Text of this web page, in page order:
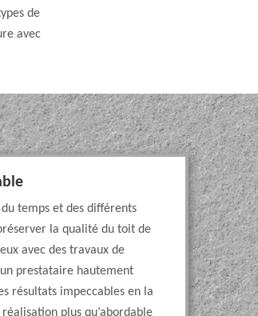
de
avec
temps et des différents
la qualité du toit de
avec des travaux de
prestataire hautement
résultats impeccables en la
plus qu’abordable